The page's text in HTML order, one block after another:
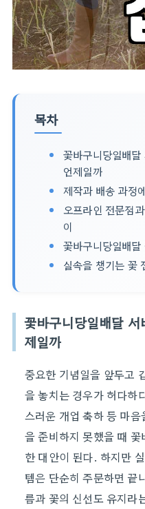
목차
꽃바구니당일배
언제일까
제작과 배송 과정
오프라인 전문점
이
꽃바구니당일배
실속을 챙기는 꽃
꽃바구니당일배달
제일까
중요한 기념일을 앞두고
을 놓치는 경우가 허다하
스러운 개업 축하 등 마
을 준비하지 못했을 때
한 대안이 된다. 하지만
템은 단순히 주문하면 끝
름과 꽃의 신선도 유지라